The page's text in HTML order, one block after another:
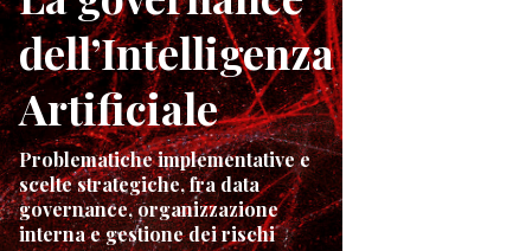
dell’Intelligenza
Artificiale
Problematiche implementative e
scelte strategiche, fra data
governance, organizzazione
interna e gestione dei rischi